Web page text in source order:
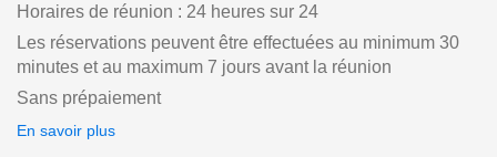
Horaires de réunion : 24 heures sur 24
Les réservations peuvent être effectuées au minimum 30
minutes et au maximum 7 jours avant la réunion
Sans prépaiement
En savoir plus